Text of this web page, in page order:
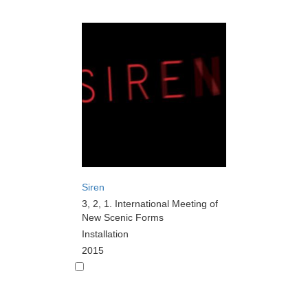
Siren
3, 2, 1. International Meeting of
New Scenic Forms
Installation
2015